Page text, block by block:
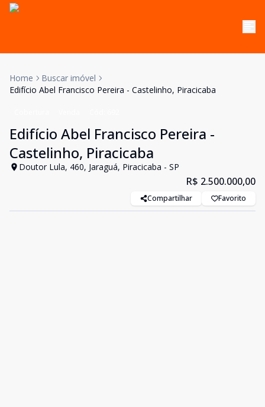
Home
Buscar imóvel
Edifício Abel Francisco Pereira - Castelinho, Piracicaba
Edifício Abel Francisco Pereira -
Castelinho, Piracicaba
Doutor Lula, 460, Jaraguá, Piracicaba - SP
R$ 2.500.000,00
Compartilhar Favorito